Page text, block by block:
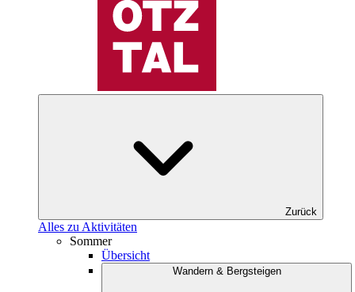
Zurück
Alles zu Aktivitäten
Sommer
Übersicht
Wandern & Bergsteigen